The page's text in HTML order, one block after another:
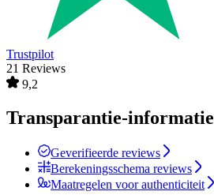
Trustpilot
21 Reviews
9,2
Transparantie-informatie
Geverifieerde reviews
Berekeningsschema reviews
Maatregelen voor authenticiteit